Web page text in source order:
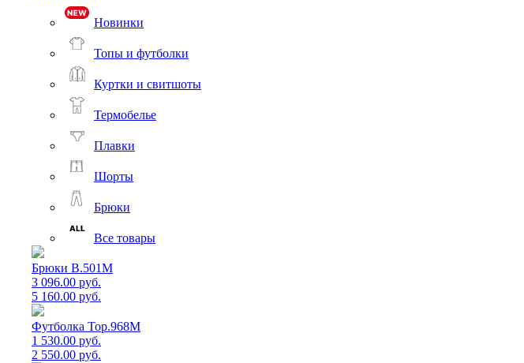
Новинки
Топы и футболки
Куртки и свитшоты
Термобелье
Плавки
Шорты
Брюки
Все товары
Брюки B.501M
3 096.00 руб.
5 160.00 руб.
Футболка Top.968M
1 530.00 руб.
2 550.00 руб.